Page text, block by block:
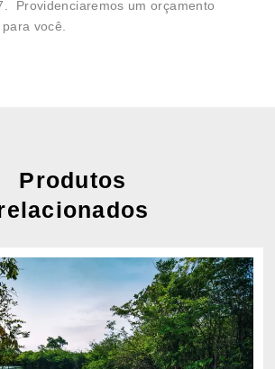
Providenciaremos um orçamento
você.
Produtos